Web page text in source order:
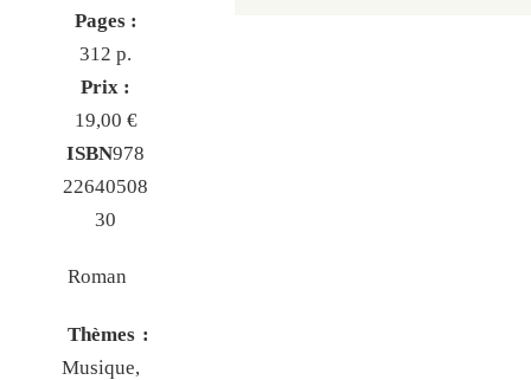
Pages :
312 p.
Prix :
19,00 €
ISBN978
22640508
30
Roman
Thèmes :
Musique,